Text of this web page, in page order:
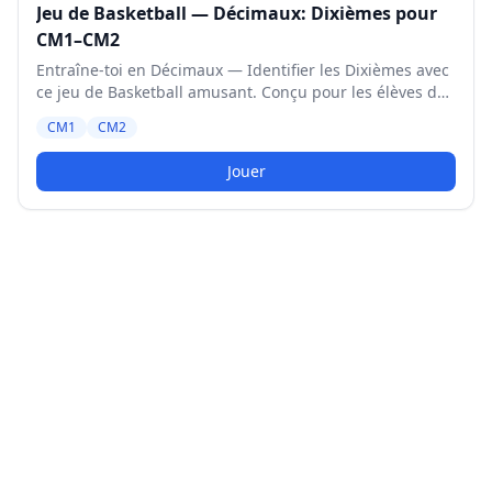
Jeu de Basketball — Décimaux: Dixièmes pour
CM1–CM2
Entraîne-toi en Décimaux — Identifier les Dixièmes avec
ce jeu de Basketball amusant. Conçu pour les élèves de
CM1 CM2
Jouer